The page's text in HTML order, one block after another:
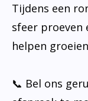
Tijdens een
sfeer proeven
helpen
📞 Bel ons